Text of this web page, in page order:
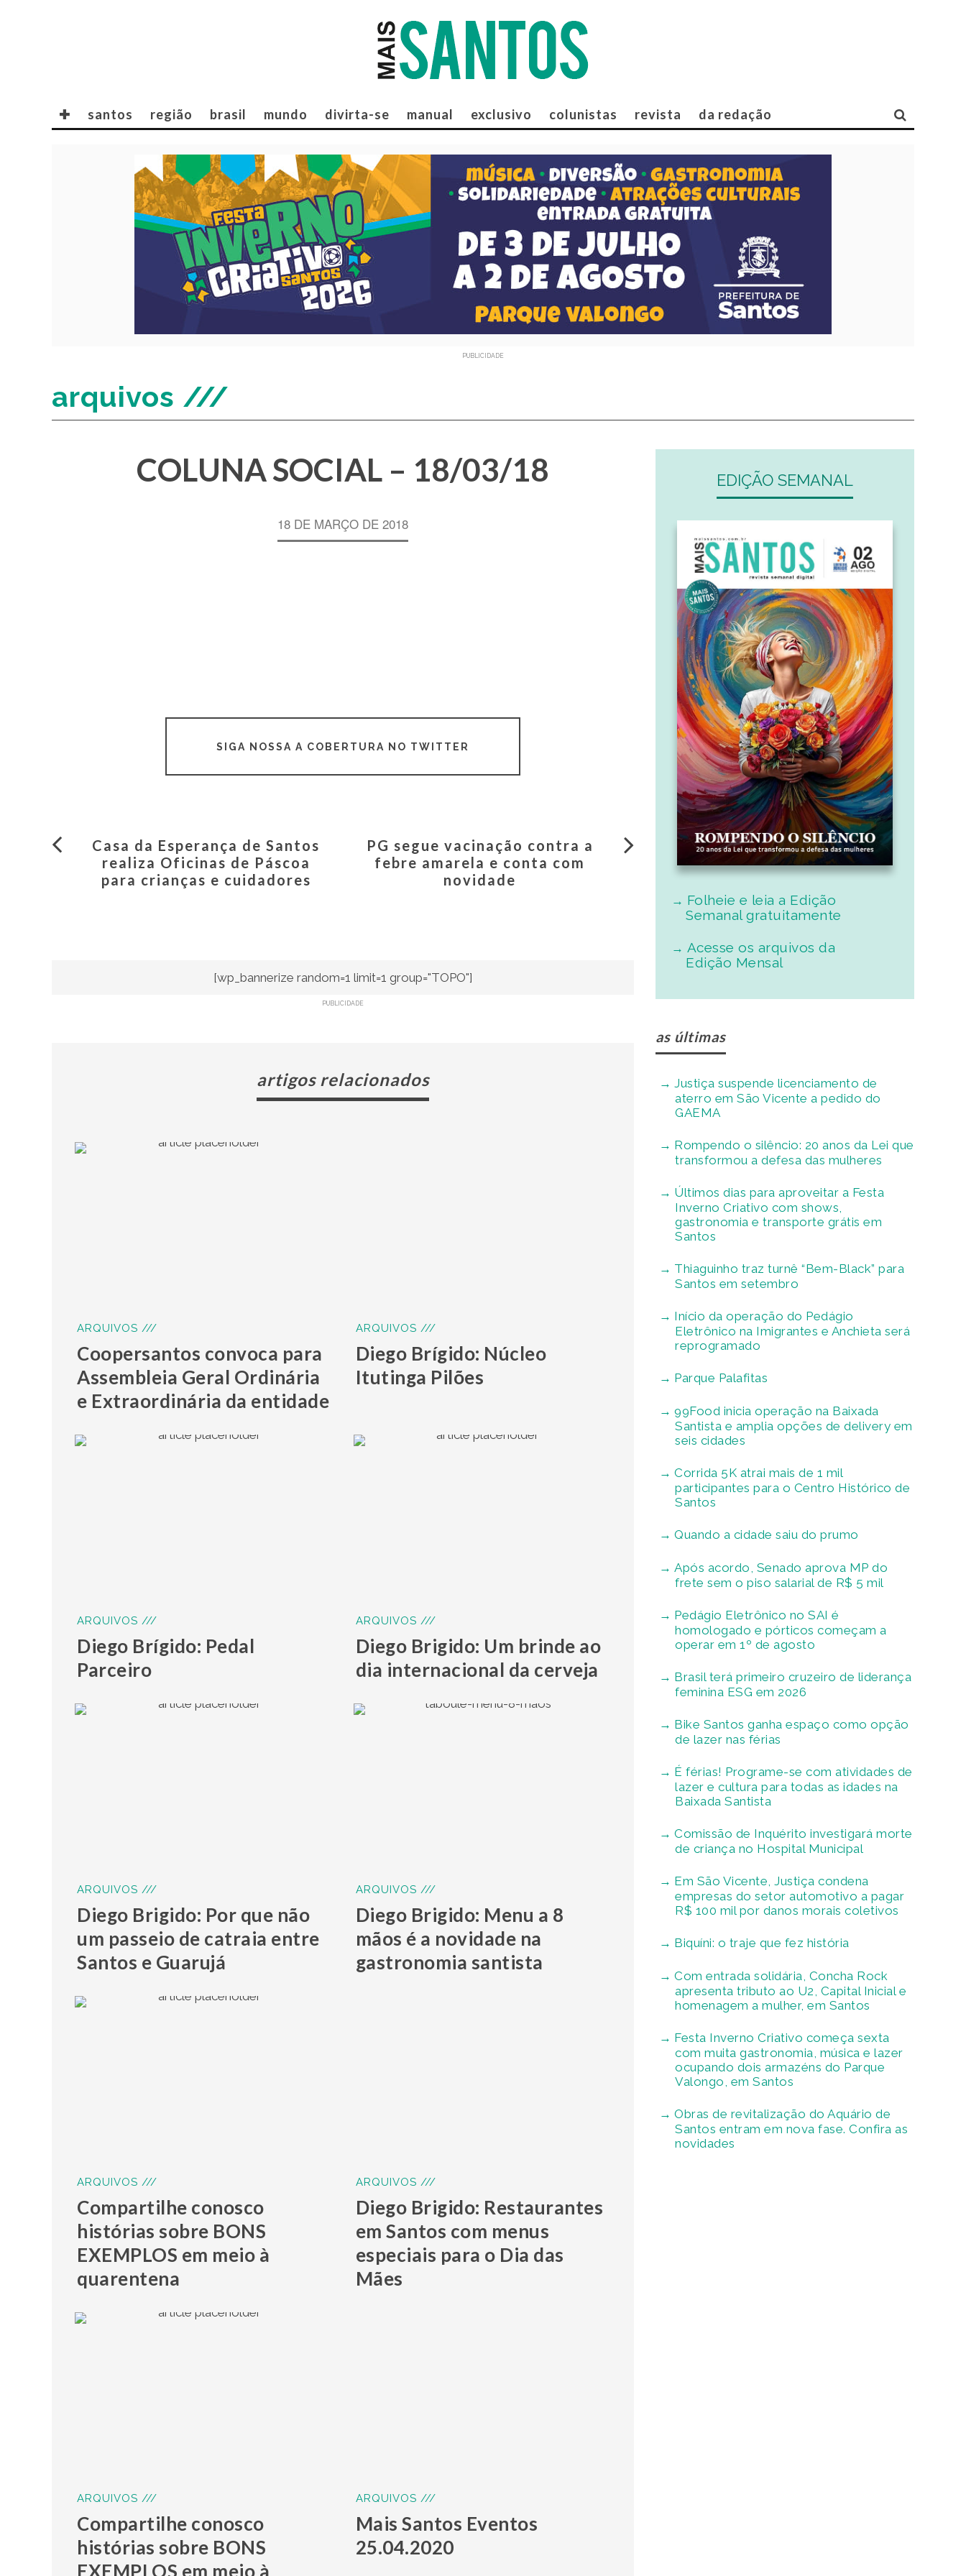
✚ santos região brasil mundo divirta-se manual exclusivo colunistas revista da redação
PUBLICIDADE
arquivos ///
COLUNA SOCIAL – 18/03/18
18 DE MARÇO DE 2018
SIGA NOSSA A COBERTURA NO TWITTER
Casa da Esperança de Santos
realiza Oficinas de Páscoa
para crianças e cuidadores
PG segue vacinação contra a
febre amarela e conta com
novidade
[wp_bannerize random=1 limit=1 group="TOPO"]
PUBLICIDADE
artigos relacionados
ARQUIVOS ///
Coopersantos convoca para
Assembleia Geral Ordinária
e Extraordinária da entidade
ARQUIVOS ///
Diego Brígido: Núcleo
Itutinga Pilões
ARQUIVOS ///
Diego Brígido: Pedal
Parceiro
ARQUIVOS ///
Diego Brigido: Um brinde ao
dia internacional da cerveja
ARQUIVOS ///
Diego Brigido: Por que não
um passeio de catraia entre
Santos e Guarujá
ARQUIVOS ///
Diego Brigido: Menu a 8
mãos é a novidade na
gastronomia santista
ARQUIVOS ///
Compartilhe conosco
histórias sobre BONS
EXEMPLOS em meio à
quarentena
ARQUIVOS ///
Diego Brigido: Restaurantes
em Santos com menus
especiais para o Dia das
Mães
ARQUIVOS ///
Compartilhe conosco
histórias sobre BONS
EXEMPLOS em meio à
ARQUIVOS ///
Mais Santos Eventos
25.04.2020
EDIÇÃO SEMANAL
Folheie e leia a Edição
Semanal gratuitamente
Acesse os arquivos da
Edição Mensal
as últimas
Justiça suspende licenciamento de
aterro em São Vicente a pedido do
GAEMA
Rompendo o silêncio: 20 anos da Lei que
transformou a defesa das mulheres
Últimos dias para aproveitar a Festa
Inverno Criativo com shows,
gastronomia e transporte grátis em
Santos
Thiaguinho traz turnê “Bem-Black” para
Santos em setembro
Início da operação do Pedágio
Eletrônico na Imigrantes e Anchieta será
reprogramado
Parque Palafitas
99Food inicia operação na Baixada
Santista e amplia opções de delivery em
seis cidades
Corrida 5K atrai mais de 1 mil
participantes para o Centro Histórico de
Santos
Quando a cidade saiu do prumo
Após acordo, Senado aprova MP do
frete sem o piso salarial de R$ 5 mil
Pedágio Eletrônico no SAI é
homologado e pórticos começam a
operar em 1º de agosto
Brasil terá primeiro cruzeiro de liderança
feminina ESG em 2026
Bike Santos ganha espaço como opção
de lazer nas férias
É férias! Programe-se com atividades de
lazer e cultura para todas as idades na
Baixada Santista
Comissão de Inquérito investigará morte
de criança no Hospital Municipal
Em São Vicente, Justiça condena
empresas do setor automotivo a pagar
R$ 100 mil por danos morais coletivos
Biquíni: o traje que fez história
Com entrada solidária, Concha Rock
apresenta tributo ao U2, Capital Inicial e
homenagem a mulher, em Santos
Festa Inverno Criativo começa sexta
com muita gastronomia, música e lazer
ocupando dois armazéns do Parque
Valongo, em Santos
Obras de revitalização do Aquário de
Santos entram em nova fase. Confira as
novidades